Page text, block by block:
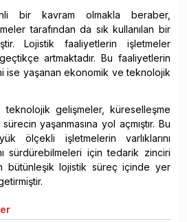
bir kavram olmakla beraber,
tarafından da sık kullanılan bir
Lojistik faaliyetlerin işletmeler
artmaktadır. Bu faaliyetlerin
ise yaşanan ekonomik ve teknolojik
gelişmeler, küreselleşme
yaşanmasına yol açmıştır. Bu
ölçekli işletmelerin varlıklarını
sürdürebilmeleri için tedarik zinciri
bütünleşik lojistik süreç içinde yer